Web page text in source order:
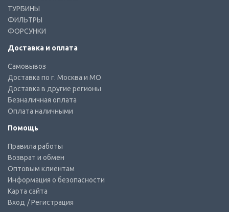
ТУРБИНЫ
ФИЛЬТРЫ
ФОРСУНКИ
Доставка и оплата
Самовывоз
Доставка по г. Москва и МО
Доставка в другие регионы
Безналичная оплата
Оплата наличными
Помощь
Правила работы
Возврат и обмен
Оптовым клиентам
Информация о безопасности
Карта сайта
Вход / Регистрация